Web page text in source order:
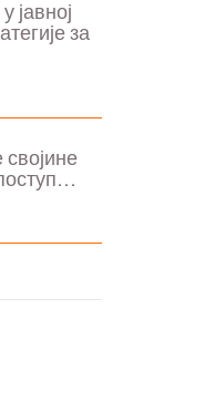
јавној
за
својине